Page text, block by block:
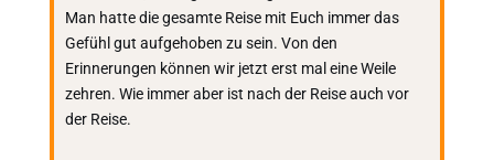
Man hatte die gesamte Reise mit Euch immer das
Gefühl gut aufgehoben zu sein. Von den
Erinnerungen können wir jetzt erst mal eine Weile
zehren. Wie immer aber ist nach der Reise auch vor
der Reise.